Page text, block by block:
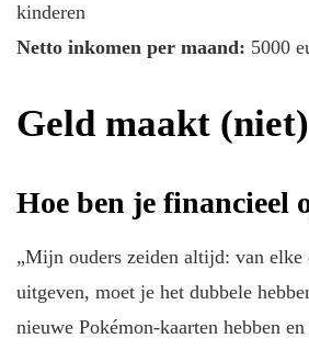
kinderen
Netto inkomen per maand: 5000
Geld maakt
Hoe ben je financieel
„Mijn ouders zeiden altijd: van
uitgeven, moet je het dubbele
nieuwe Pokémon-kaarten hebben